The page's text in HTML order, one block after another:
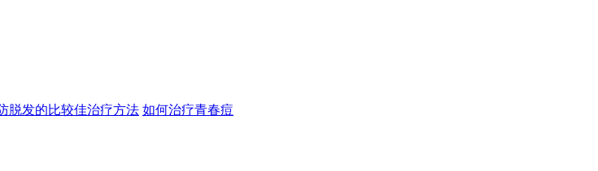
脱发的比较佳治疗方法 如何治疗青春痘